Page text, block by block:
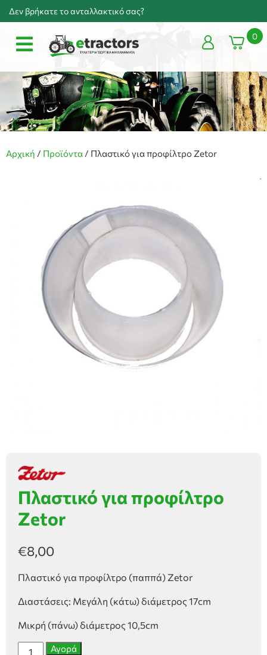
Δεν βρήκατε το ανταλλακτικό σας?
0
Αρχική / Προϊόντα / Πλαστικό για προφίλτρο Zetor
Πλαστικό για προφίλτρο
Zetor
€8,00
Πλαστικό για προφίλτρο (παππά) Zetor
Διαστάσεις: Μεγάλη (κάτω) διάμετρος 17cm
Μικρή (πάνω) διάμετρος 10,5cm
ΠλαστικόΑγορά